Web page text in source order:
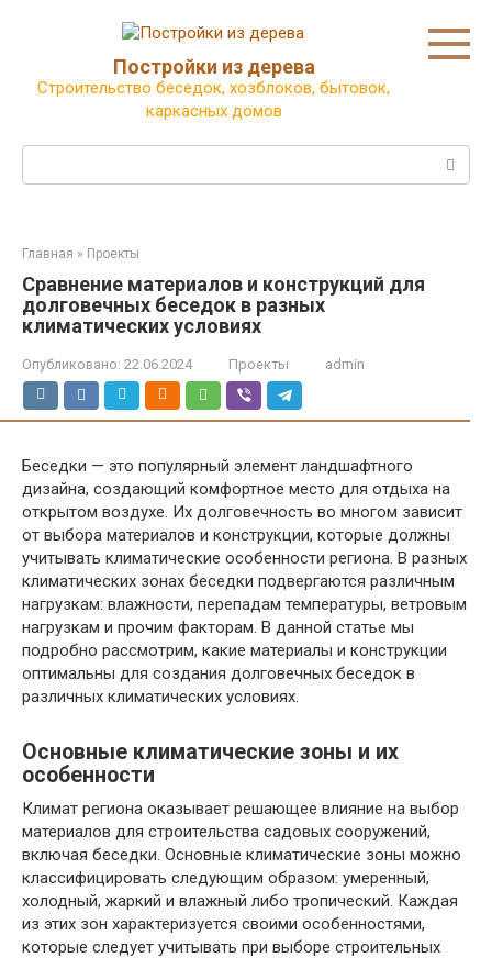
Постройки из дерева
Строительство беседок, хозблоков, бытовок,
каркасных домов
Главная » Проекты
Сравнение материалов и конструкций для
долговечных беседок в разных
климатических условиях
Опубликовано: 22.06.2024 Проекты admin
Беседки — это популярный элемент ландшафтного
дизайна, создающий комфортное место для отдыха на
открытом воздухе. Их долговечность во многом зависит
от выбора материалов и конструкции, которые должны
учитывать климатические особенности региона. В разных
климатических зонах беседки подвергаются различным
нагрузкам: влажности, перепадам температуры, ветровым
нагрузкам и прочим факторам. В данной статье мы
подробно рассмотрим, какие материалы и конструкции
оптимальны для создания долговечных беседок в
различных климатических условиях.
Основные климатические зоны и их
особенности
Климат региона оказывает решающее влияние на выбор
материалов для строительства садовых сооружений,
включая беседки. Основные климатические зоны можно
классифицировать следующим образом: умеренный,
холодный, жаркий и влажный либо тропический. Каждая
из этих зон характеризуется своими особенностями,
которые следует учитывать при выборе строительных